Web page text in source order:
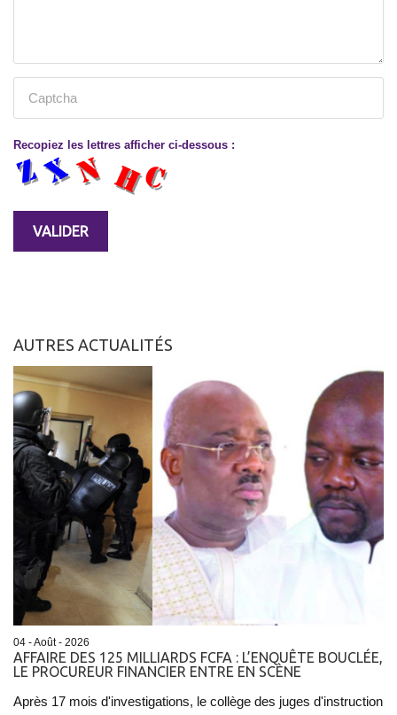
Recopiez les lettres afficher ci-dessous :
AUTRES ACTUALITÉS
04 - Août - 2026
AFFAIRE DES 125 MILLIARDS FCFA : L’ENQUÊTE BOUCLÉE,
LE PROCUREUR FINANCIER ENTRE EN SCÈNE
Après 17 mois d'investigations, le collège des juges d'instruction